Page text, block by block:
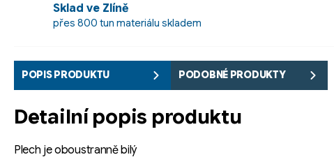
Sklad ve Zlíně
přes 800 tun materiálu skladem
POPIS PRODUKTU PODOBNÉ PRODUKTY
Detailní popis produktu
Plech je oboustranně bilý